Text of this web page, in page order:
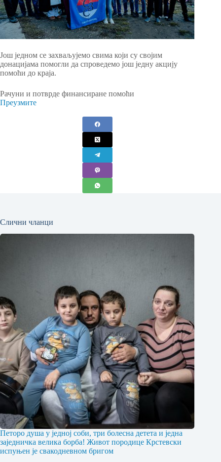
Још једном се захваљујемо свима који су својим
донацијама помогли да спроведемо још једну акцију
помоћи до краја.
Рачуни и потврде финансиране помоћи
Преузмите
Слични чланци
Петоро душа у једној соби, три болесна детета и једна
заједничка велика борба! Живот породице Крстевски
испуњен је свакодневном бригом